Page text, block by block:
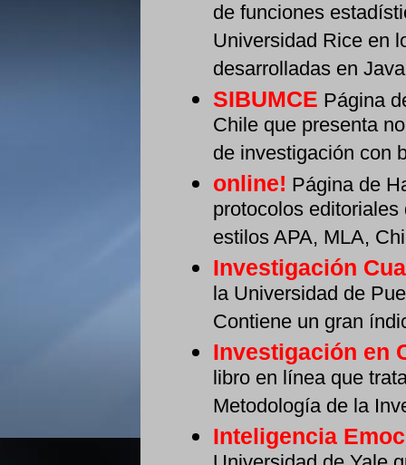
de funciones
Universidad Rice en
desarrolladas en
SIBUMCE Página
Chile que presenta
de investigación con
online! Página de
protocolos
estilos APA, MLA,
Investigación
la Universidad de
Contiene un gran
Investigación en
libro en línea que
Metodología de la
Inteligencia